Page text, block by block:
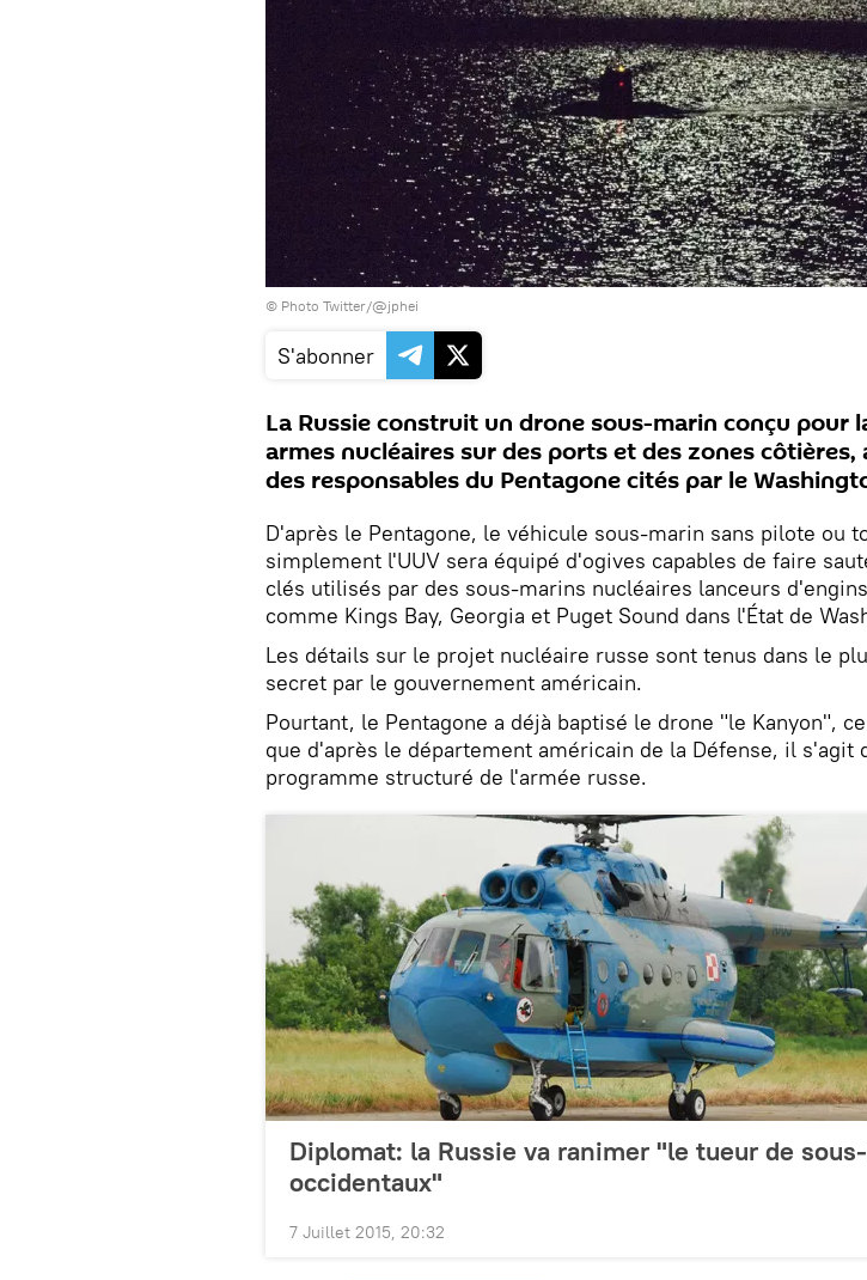
© Photo Twitter/@jphei
S'abonner
La Russie construit un drone sous-marin conçu pour
armes nucléaires sur des ports et des zones
des responsables du Pentagone cités par le
D'après le Pentagone, le véhicule sous-marin sans pilote ou
simplement l'UUV sera équipé d'ogives capables de faire
clés utilisés par des sous-marins nucléaires lanceurs
comme Kings Bay, Georgia et Puget Sound dans l'État de
Les détails sur le projet nucléaire russe sont tenus dans le
secret par le gouvernement américain.
Pourtant, le Pentagone a déjà baptisé le drone "le Kanyon",
que d'après le département américain de la Défense, il s'agit
programme structuré de l'armée russe.
Diplomat: la Russie va ranimer "le tueur de
occidentaux"
7 Juillet 2015, 20:32